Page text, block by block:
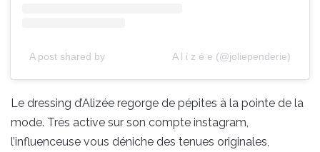
A post shared by ⠀⠀⠀⠀⠀⠀⠀⠀⠀A l i z é e (@joliependerie)
Le dressing d’Alizée regorge de pépites à la pointe de la
mode. Très active sur son compte instagram,
l’influenceuse vous déniche des tenues originales,